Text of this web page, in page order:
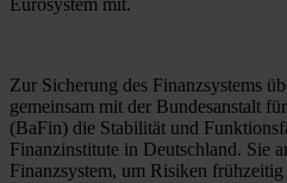
Zur Sicherung des Finanzsystems
gemeinsam mit der Bundesanstalt
(BaFin) die Stabilität und
Finanzinstitute in Deutschland. Sie
Finanzsystem, um Risiken